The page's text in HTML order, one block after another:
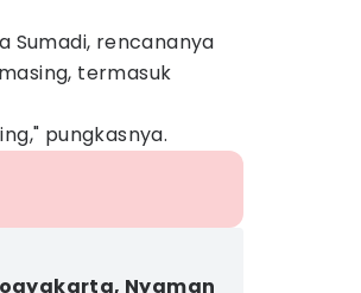
Sumadi, rencananya
termasuk
pungkasnya.
Nyaman